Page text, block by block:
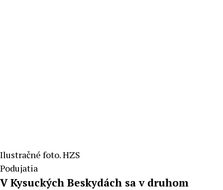
Ilustračné foto. HZS
Podujatia
V Kysuckých Beskydách sa v druhom